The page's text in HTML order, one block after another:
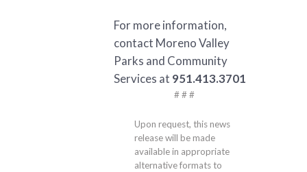
For more information,
contact Moreno Valley
Parks and Community
Services at 951.413.3701
# # #
Upon request, this news
release will be made
available in appropriate
alternative formats to